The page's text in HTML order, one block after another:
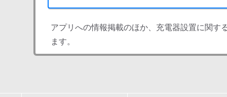
アプリへの情報掲載のほか、充電器設置に関す
ます。